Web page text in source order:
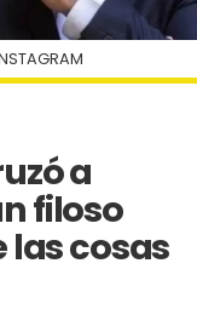
a
filoso
las cosas